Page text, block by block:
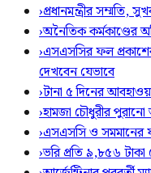
›প্রধানমন্ত্রীর সম্মতি,
›অনৈতিক কর্মকাণ্ডের
›এসএসসির ফল
দেখবেন যেভাবে
›টানা ৫ দিনের
›হামজা চৌধুরীর
›এসএসসি ও সমমানের
›ভরি প্রতি ৯,৮৫৬